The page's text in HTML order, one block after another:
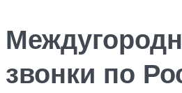
звонки по